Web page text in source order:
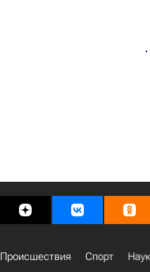
Происшествия Спорт